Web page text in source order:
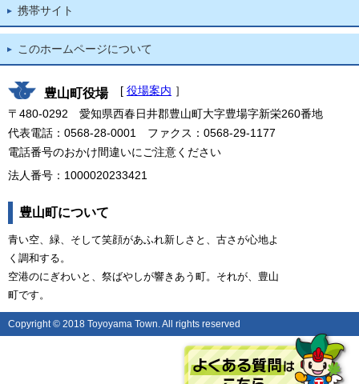
携帯サイト
このホームページについて
豊山町役場 [ 役場案内 ］
〒480-0292 愛知県西春日井郡豊山町大字豊場字新栄260番地
代表電話：0568-28-0001 ファクス：0568-29-1177
電話番号のおかけ間違いにご注意ください
法人番号：1000020233421
豊山町について
青い空、緑、そして笑顔があふれ新しさと、古さが心地よ
く調和する。
空港のにぎわいと、祭ばやしが響きあう町。それが、豊山
町です。
Copyright © 2018 Toyoyama Town. All rights reserved